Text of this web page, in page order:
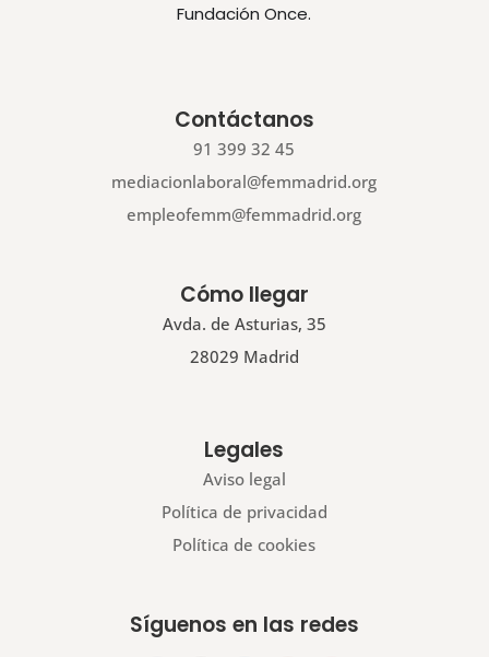
Fundación Once.
Contáctanos
91 399 32 45
mediacionlaboral@femmadrid.org
empleofemm@femmadrid.org
Cómo llegar
Avda. de Asturias, 35
28029 Madrid
Legales
Aviso legal
Política de privacidad
Política de cookies
Síguenos en las redes